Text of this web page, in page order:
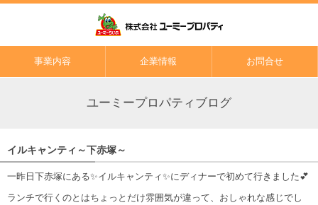
事業内容 企業情報 お問合せ
ユーミープロパティブログ
イルキャンティ～下赤塚～
一昨日下赤塚にある✨イルキャンティ✨にディナーで初めて行きました💕
ランチで行くのとはちょっとだけ雰囲気が違って、おしゃれな感じでし